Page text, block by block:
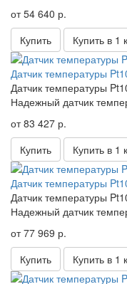
от 54 640 р.
Купить
Купить в 1
Датчик температуры
Датчик температуры
Надежный датчик
от 83 427 р.
Купить
Купить в 1
Датчик температуры
Датчик температуры
Надежный датчик
от 77 969 р.
Купить
Купить в 1